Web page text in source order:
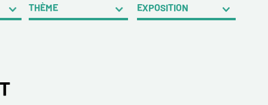
THÈME EXPOSITION